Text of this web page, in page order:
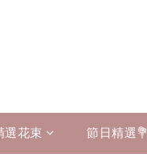
選花束 節日精選💐